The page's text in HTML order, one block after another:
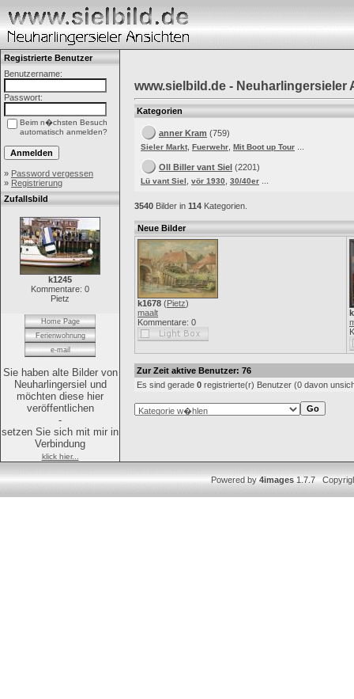
Registrierte Benutzer
Benutzername:
Passwort:
Beim n�chsten Besuch
automatisch anmelden?
» Password vergessen
» Registrierung
Zufallsbild
k1245
Kommentare: 0
Pietz
Home Page
Ferienwohnung
e-mail
Sie haben alte Bilder von
Neuharlingersiel und
möchten diese hier
veröffentlichen
-
setzen Sie sich mit mir in
Verbindung
klick hier...
www.sielbild.de - Neuharlingersieler
Kategorien
anner Kram (759)
Sieler Markt Fuerwehr Mit Boot up Tour
Oll Biller vant Siel (2201)
Lü vant Siel vör 1930 30/40er
3540 Bilder in 114 Kategorien.
Neue Bilder
k1678 (Pietz)
maalt
Kommentare: 0
Zur Zeit aktive Benutzer: 76
Es sind gerade 0 registrierte(r) Benutzer (0 davon
Powered by4images1.7.7